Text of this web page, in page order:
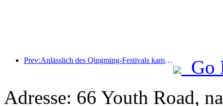
Prev:Anlässlich des Qingming-Festivals kam es aufgrund des verlängerten Urlaubs zu einem Anstieg der Reisetätigkeit, wobei Ausflüge und die Besichtigung der Blütenpracht in vielen Städten zu erhöhten Besucherzahlen führten.
Go
Adresse: 66 Youth Road,